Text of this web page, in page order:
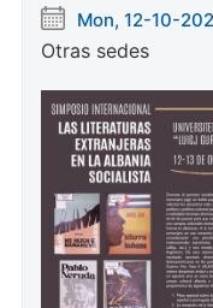
Mon, 12-10-
Otras sedes